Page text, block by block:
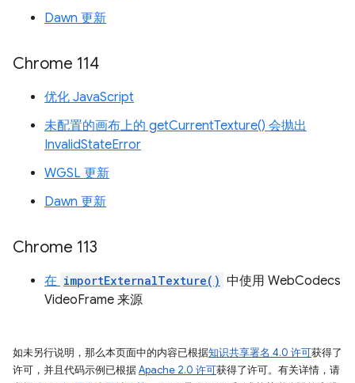
Dawn 更新
Chrome 114
优化 JavaScript
未配置的画布上的 getCurrentTexture() 会抛出
InvalidStateError
WGSL 更新
Dawn 更新
Chrome 113
在 importExternalTexture() 中使用 WebCodecs
VideoFrame 来源
如未另行说明，那么本页面中的内容已根据知识共享署名 4.0 许可获得了
许可，并且代码示例已根据Apache 2.0 许可获得了许可。有关详情，请